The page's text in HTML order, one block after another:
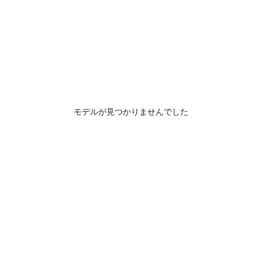
モデルが見つかりませんでした